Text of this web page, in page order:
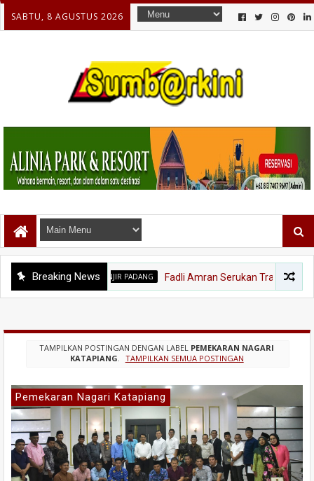
SABTU, 8 AGUSTUS 2026
Breaking News
BANJIR PADANG Fadli Amran Serukan Transformasi
TAMPILKAN POSTINGAN DENGAN LABEL PEMEKARAN NAGARI
KATAPIANG. TAMPILKAN SEMUA POSTINGAN
Pemekaran Nagari Katapiang